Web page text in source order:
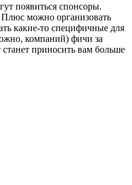
появиться спонсоры.
можно организовать
какие-то специфичные для
компаний) фичи за
приносить вам больше